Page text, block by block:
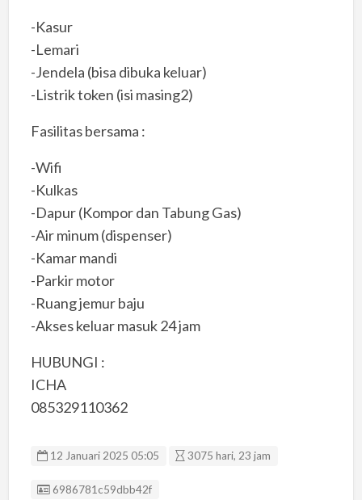
-Kasur
-Lemari
-Jendela (bisa dibuka keluar)
-Listrik token (isi masing2)
Fasilitas bersama :
-Wifi
-Kulkas
-Dapur (Kompor dan Tabung Gas)
-Air minum (dispenser)
-Kamar mandi
-Parkir motor
-Ruang jemur baju
-Akses keluar masuk 24 jam
HUBUNGI :
ICHA
085329110362
12 Januari 2025 05:05 3075 hari, 23 jam
Listing ID
6986781c59dbb42f